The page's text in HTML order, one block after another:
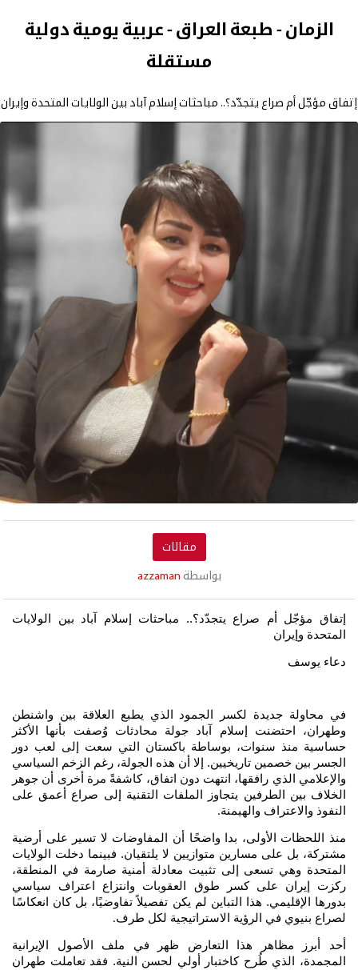
الزمان - طبعة العراق - عربية يومية دولية
مستقلة
إتفاق مؤجّل أم صراع يتجدّد؟.. مباحثات إسلام آباد بين الولايات المتحدة وإيران
مقالات
بواسطة azzaman
إتفاق مؤجّل أم صراع يتجدّد؟.. مباحثات إسلام آباد بين الولايات
المتحدة وإيران
دعاء يوسف
في محاولة جديدة لكسر الجمود الذي يطبع العلاقة بين واشنطن
وطهران، احتضنت إسلام آباد جولة محادثات وُصفت بأنها الأكثر
حساسية منذ سنوات، بوساطة باكستان التي سعت إلى لعب دور
الجسر بين خصمين تاريخيين. إلا أن هذه الجولة، رغم الزخم السياسي
والإعلامي الذي رافقها، انتهت دون اتفاق، كاشفةً مرة أخرى أن جوهر
الخلاف بين الطرفين يتجاوز الملفات التقنية إلى صراع أعمق على
النفوذ والاعتراف والهيمنة.
منذ اللحظات الأولى، بدا واضحًا أن المفاوضات لا تسير على أرضية
مشتركة، بل على مسارين متوازيين لا يلتقيان. فبينما دخلت الولايات
المتحدة وهي تسعى إلى تثبيت معادلة أمنية صارمة في المنطقة،
ركزت إيران على كسر طوق العقوبات وانتزاع اعتراف سياسي
بدورها الإقليمي. هذا التباين لم يكن تفصيلاً تفاوضيًا، بل كان انعكاسًا
لصراع بنيوي في الرؤية الاستراتيجية لكل طرف.
أحد أبرز مظاهر هذا التعارض ظهر في ملف الأصول الإيرانية
المجمدة، الذي طُرح كاختبار أولي لحسن النية. فقد تعاملت طهران